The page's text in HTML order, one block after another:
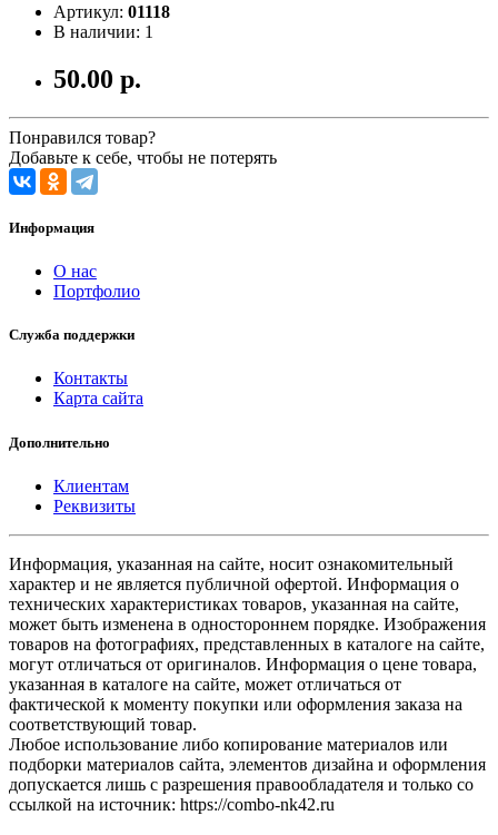
Артикул: 01118
В наличии: 1
50.00 р.
Понравился товар?
Добавьте к себе, чтобы не потерять
Информация
О нас
Портфолио
Служба поддержки
Контакты
Карта сайта
Дополнительно
Клиентам
Реквизиты
Информация, указанная на сайте, носит ознакомительный
характер и не является публичной офертой. Информация о
технических характеристиках товаров, указанная на сайте,
может быть изменена в одностороннем порядке. Изображения
товаров на фотографиях, представленных в каталоге на сайте,
могут отличаться от оригиналов. Информация о цене товара,
указанная в каталоге на сайте, может отличаться от
фактической к моменту покупки или оформления заказа на
соответствующий товар.
Любое использование либо копирование материалов или
подборки материалов сайта, элементов дизайна и оформления
допускается лишь с разрешения правообладателя и только со
ссылкой на источник: https://combo-nk42.ru